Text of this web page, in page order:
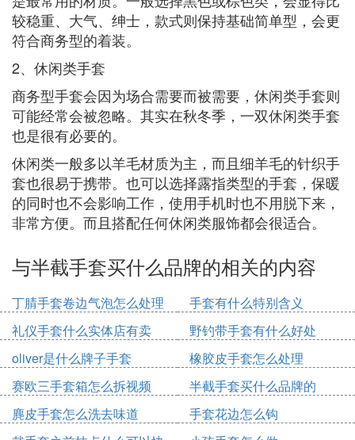
较稳重、大气、绅士，款式则保持基础简单型，会更
符合商务型的着装。
2、休闲类手套
商务型手套会因为场合需要而被需要，休闲类手套则
可能经常会被忽略。其实在秋冬季，一双休闲类手套
也是很有必要的。
休闲类一般多以羊毛材质为主，而且细羊毛的针织手
套也很易于携带。也可以选择露指类型的手套，保暖
的同时也不会影响工作，使用手机时也不用脱下来，
非常方便。而且搭配任何休闲类服饰都会很适合。
与半截手套买什么品牌的相关的内容
丁腈手套卷边气泡怎么处理
手套有什么特别含义
礼仪手套什么实体店有卖
野钓带手套有什么好处
oliver是什么牌子手套
橡胶皮手套怎么处理
赛欧三手套箱怎么拆视频
半截手套买什么品牌的
麂皮手套怎么洗去味道
手套花边怎么钩